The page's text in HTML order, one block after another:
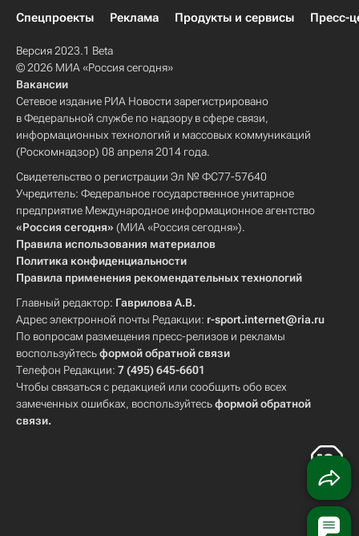
Спецпроекты
Реклама Продукты и сервисы Пресс-
Версия 2023.1 Beta
© 2026 МИА «Россия сегодня»
Вакансии
Сетевое издание РИА Новости зарегистрировано
в Федеральной службе по надзору в сфере связи,
информационных технологий и массовых коммуникаций
(Роскомнадзор) 08 апреля 2014 года.
Свидетельство о регистрации Эл № ФС77-57640
Учредитель: Федеральное государственное унитарное
предприятие Международное информационное агентство
«Россия сегодня» (МИА «Россия сегодня»).
Правила использования материалов
Политика конфиденциальности
Правила применения рекомендательных технологий
Главный редактор: Гаврилова А.В.
Адрес электронной почты Редакции: r-sport.internet@ria.ru
По вопросам размещения пресс-релизов и рекламы
воспользуйтесьформой обратной связи
Телефон Редакции: 7 (495) 645-6601
Чтобы связаться с редакцией или сообщить обо всех
замеченных ошибках, воспользуйтесьформой обратной
связи.